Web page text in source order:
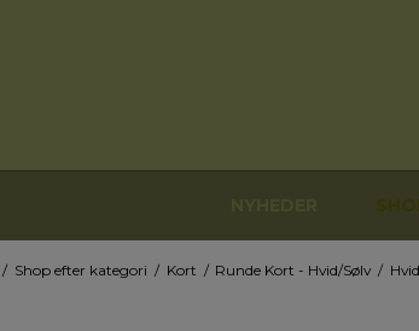
/ Shop efter kategori / Kort / Runde Kort - Hvid/Sølv /